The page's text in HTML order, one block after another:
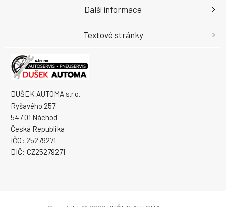
DUŠEK AUTOMA s.r.o.
Ryšavého 257
547 01 Náchod
Česká Republika
IČO: 25279271
DIČ: CZ25279271
Další informace
Textové stránky